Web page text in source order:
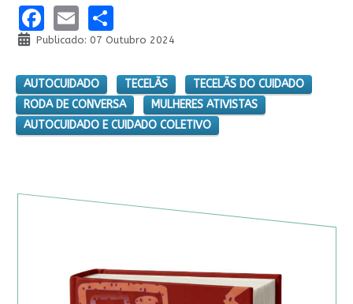
Facebook
EmailShare
Publicado: 07 Outubro 2024
AUTOCUIDADO TECELÃS
TECELÃS DO CUIDADO
RODA DE CONVERSA
MULHERES ATIVISTAS
AUTOCUIDADO E CUIDADO COLETIVO